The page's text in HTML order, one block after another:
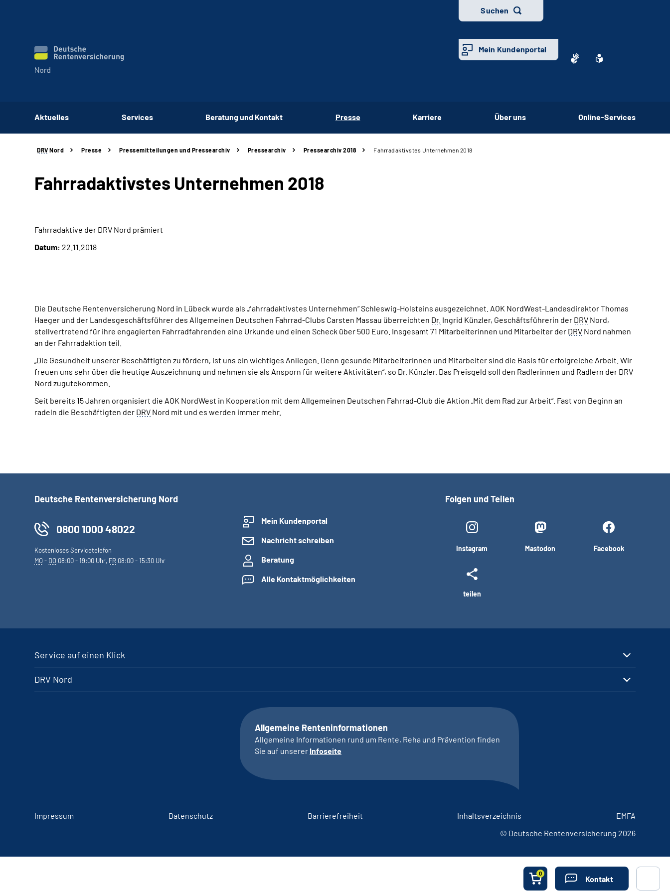
Suchen
Mein Kundenportal
Aktuelles Services Beratung und Kontakt Presse Karriere Über uns Online-Services
DRV Nord Presse Pressemitteilungen und Pressearchiv Pressearchiv Pressearchiv 2018 Fahrradaktivstes Unternehmen 2018
Fahrradaktivstes Unternehmen 2018
Fahrradaktive der DRV Nord prämiert
Datum: 22.11.2018
Die Deutsche Rentenversicherung Nord in Lübeck wurde als „fahrradaktivstes Unternehmen“ Schleswig-Holsteins ausgezeichnet. AOK NordWest-Landesdirektor Thomas
Haeger und der Landesgeschäftsführer des Allgemeinen Deutschen Fahrrad-Clubs Carsten Massau überreichten Dr. Ingrid Künzler, Geschäftsführerin der DRV Nord,
stellvertretend für ihre engagierten Fahrradfahrenden eine Urkunde und einen Scheck über 500 Euro. Insgesamt 71 Mitarbeiterinnen und Mitarbeiter der DRV Nord nahmen
an der Fahrradaktion teil.
„Die Gesundheit unserer Beschäftigten zu fördern, ist uns ein wichtiges Anliegen. Denn gesunde Mitarbeiterinnen und Mitarbeiter sind die Basis für erfolgreiche Arbeit. Wir
freuen uns sehr über die heutige Auszeichnung und nehmen sie als Ansporn für weitere Aktivitäten“, so Dr. Künzler. Das Preisgeld soll den Radlerinnen und Radlern der DRV
Nord zugutekommen.
Seit bereits 15 Jahren organisiert die AOK NordWest in Kooperation mit dem Allgemeinen Deutschen Fahrrad-Club die Aktion „Mit dem Rad zur Arbeit“. Fast von Beginn an
radeln die Beschäftigten der DRV Nord mit und es werden immer mehr.
0
Kontakt
Deutsche Rentenversicherung Nord
0800 1000 48022
Kostenloses Servicetelefon
MO- DO 08:00 - 19:00 Uhr, FR 08:00 - 15:30 Uhr
Mein Kundenportal
Nachricht schreiben
Beratung
Alle Kontaktmöglichkeiten
Folgen und Teilen
Instagram Mastodon Facebook
teilen
Service auf einen Klick
DRV Nord
Allgemeine Renteninformationen
Allgemeine Informationen rund um Rente, Reha und Prävention finden
Sie auf unserer Infoseite
Impressum Datenschutz Barrierefreiheit Inhaltsverzeichnis
EMFA
© Deutsche Rentenversicherung 2026